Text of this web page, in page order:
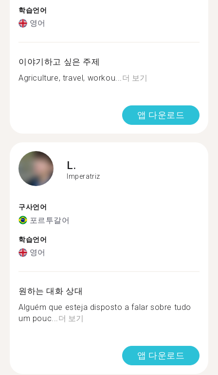
학습언어
영어
이야기하고 싶은 주제
Agriculture, travel, workou...더 보기
앱 다운로드
L.
Imperatriz
구사언어
포르투갈어
학습언어
영어
원하는 대화 상대
Alguém que esteja disposto a falar sobre tudo
um pouc...더 보기
앱 다운로드